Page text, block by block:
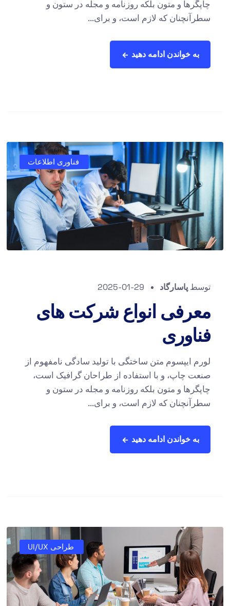
چاپگرها و متون بلکه روزنامه و مجله در ستون و
سطرآنچنان که لازم است، و برای...
به خواندن ادامه دهید
فناوری اطلاعات
توسطپاسارگاد 2025-01-29
معرفی انواع شرکت های
فناوری
لورم ایپسوم متن ساختگی با تولید سادگی نامفهوم از
صنعت چاپ، و با استفاده از طراحان گرافیک است،
چاپگرها و متون بلکه روزنامه و مجله در ستون و
سطرآنچنان که لازم است، و برای...
به خواندن ادامه دهید
طراحی UI/UX